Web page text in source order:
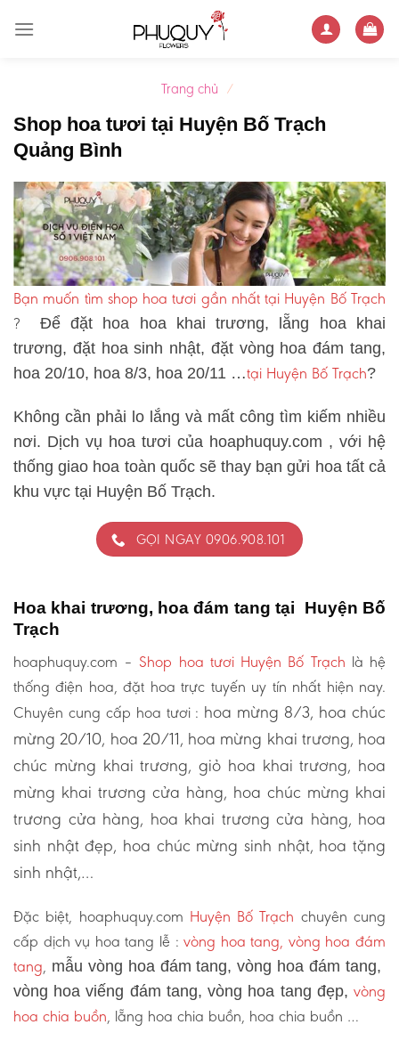
Trang chủ /
Shop hoa tươi tại Huyện Bố Trạch
Quảng Bình
Bạn muốn tìm shop hoa tươi gần nhất tại Huyện Bố Trạch
? Để đặt hoa hoa khai trương, lẵng hoa khai
trương, đặt hoa sinh nhật, đặt vòng hoa đám tang,
hoa 20/10, hoa 8/3, hoa 20/11 …tại Huyện Bố Trạch?
Không cần phải lo lắng và mất công tìm kiếm nhiều
nơi. Dịch vụ hoa tươi của hoaphuquy.com , với hệ
thống giao hoa toàn quốc sẽ thay bạn gửi hoa tất cả
khu vực tại Huyện Bố Trạch.
GỌI NGAY 0906.908.101
Hoa khai trương, hoa đám tang tại Huyện Bố
Trạch
hoaphuquy.com – Shop hoa tươi Huyện Bố Trạch là hệ
thống điện hoa, đặt hoa trực tuyến uy tín nhất hiện nay.
Chuyên cung cấp hoa tươi : hoa mừng 8/3, hoa chúc
mừng 20/10, hoa 20/11, hoa mừng khai trương, hoa
chúc mừng khai trương, giỏ hoa khai trương, hoa
mừng khai trương cửa hàng, hoa chúc mừng khai
trương cửa hàng, hoa khai trương cửa hàng, hoa
sinh nhật đẹp, hoa chúc mừng sinh nhật, hoa tặng
sinh nhật,…
Đặc biệt, hoaphuquy.com Huyện Bố Trạch chuyên cung
cấp dịch vụ hoa tang lễ :vòng hoa tang, vòng hoa đám
tang, mẫu vòng hoa đám tang, vòng hoa đám tang,
vòng hoa viếng đám tang, vòng hoa tang đẹp, vòng
hoa chia buồn, lẵng hoa chia buồn, hoa chia buồn …